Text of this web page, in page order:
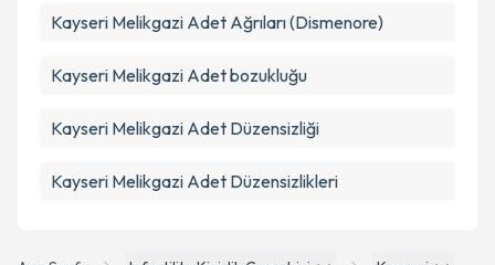
Kayseri Melikgazi Adet Ağrıları (Dismenore)
Kayseri Melikgazi Adet bozukluğu
Kayseri Melikgazi Adet Düzensizliği
Kayseri Melikgazi Adet Düzensizlikleri